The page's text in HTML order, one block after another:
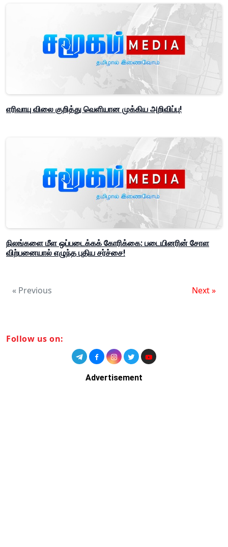
எரிவாயு விலை குறித்து வெளியான முக்கிய அறிவிப்பு!
நிலங்களை மீள ஒப்படைக்கக் கோரிக்கை: படையினரின் சோள
விற்பனையால் எழுந்த புதிய சர்ச்சை!
« Previous Next »
Follow us on:
Advertisement